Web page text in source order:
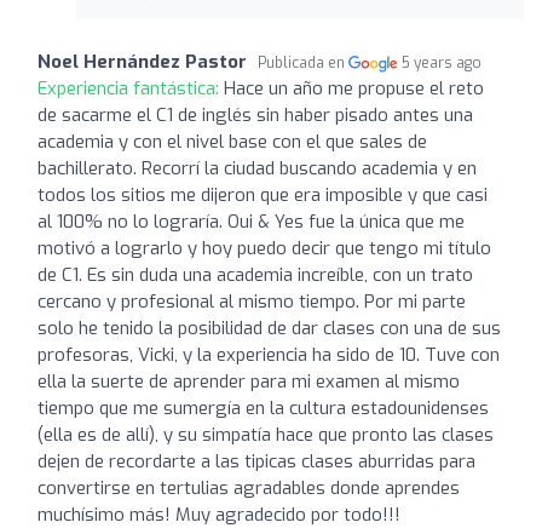
Noel Hernández Pastor Publicada en 5 years ago
Experiencia fantástica: Hace un año me propuse el reto
de sacarme el C1 de inglés sin haber pisado antes una
academia y con el nivel base con el que sales de
bachillerato. Recorrí la ciudad buscando academia y en
todos los sitios me dijeron que era imposible y que casi
al 100% no lo lograría. Oui & Yes fue la única que me
motivó a lograrlo y hoy puedo decir que tengo mi título
de C1. Es sin duda una academia increíble, con un trato
cercano y profesional al mismo tiempo. Por mi parte
solo he tenido la posibilidad de dar clases con una de sus
profesoras, Vicki, y la experiencia ha sido de 10. Tuve con
ella la suerte de aprender para mi examen al mismo
tiempo que me sumergía en la cultura estadounidenses
(ella es de allí), y su simpatía hace que pronto las clases
dejen de recordarte a las tipicas clases aburridas para
convertirse en tertulias agradables donde aprendes
muchísimo más! Muy agradecido por todo!!!